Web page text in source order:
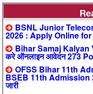
BSNL Junior
2026 : Apply Online
Bihar Samaj Kalyan
करे ऑनलाइन आवेदन 273
OFSS Bihar 11th
BSEB 11th
जारी